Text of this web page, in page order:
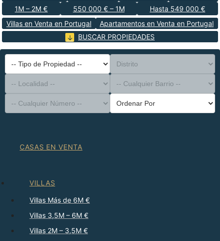
1M – 2M €
550 000 € – 1M
Hasta 549 000 €
Villas en Venta en Portugal
Apartamentos en Venta en Portugal
BUSCAR PROPIEDADES
-- Tipo de Propiedad --
Distrito
-- Localidad --
-- Cualquier Barrio --
-- Cualquier Número --
Ordenar Por
CASAS EN VENTA
VILLAS
Villas Más de 6M €
Villas 3,5M – 6M €
Villas 2M – 3,5M €